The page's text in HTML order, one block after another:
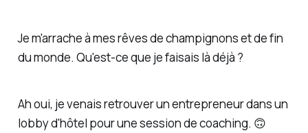
Je m'arrache à mes rêves de champignons et de fin
du monde. Qu'est-ce que je faisais là déjà ?
Ah oui, je venais retrouver un entrepreneur dans un
lobby d'hôtel pour une session de coaching. 🙃